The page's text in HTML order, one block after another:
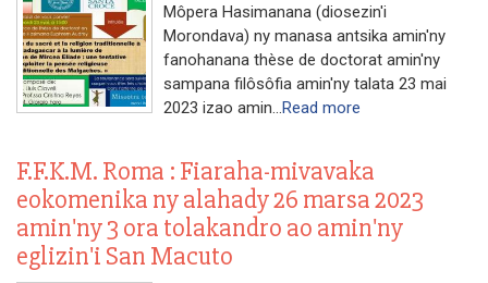
Môpera Hasimanana (diosezin'i
Morondava) ny manasa antsika amin'ny
fanohanana thèse de doctorat amin'ny
sampana filôsôfia amin'ny talata 23 mai
2023 izao amin...Read more
F.F.K.M. Roma : Fiaraha-mivavaka
eokomenika ny alahady 26 marsa 2023
amin'ny 3 ora tolakandro ao amin'ny
eglizin'i San Macuto